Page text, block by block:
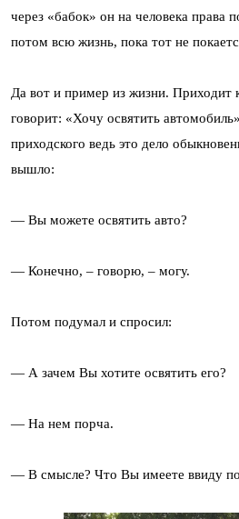
через «бабок» он на человека права
потом всю жизнь, пока тот не
Да вот и пример из жизни. Приходит
говорит: «Хочу освятить
приходского ведь это дело
вышло:
— Вы можете освятить авто?
— Конечно, – говорю, – могу.
Потом подумал и спросил:
— А зачем Вы хотите освятить его?
— На нем порча.
— В смысле? Что Вы имеете ввиду